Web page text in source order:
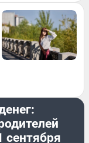
сентября